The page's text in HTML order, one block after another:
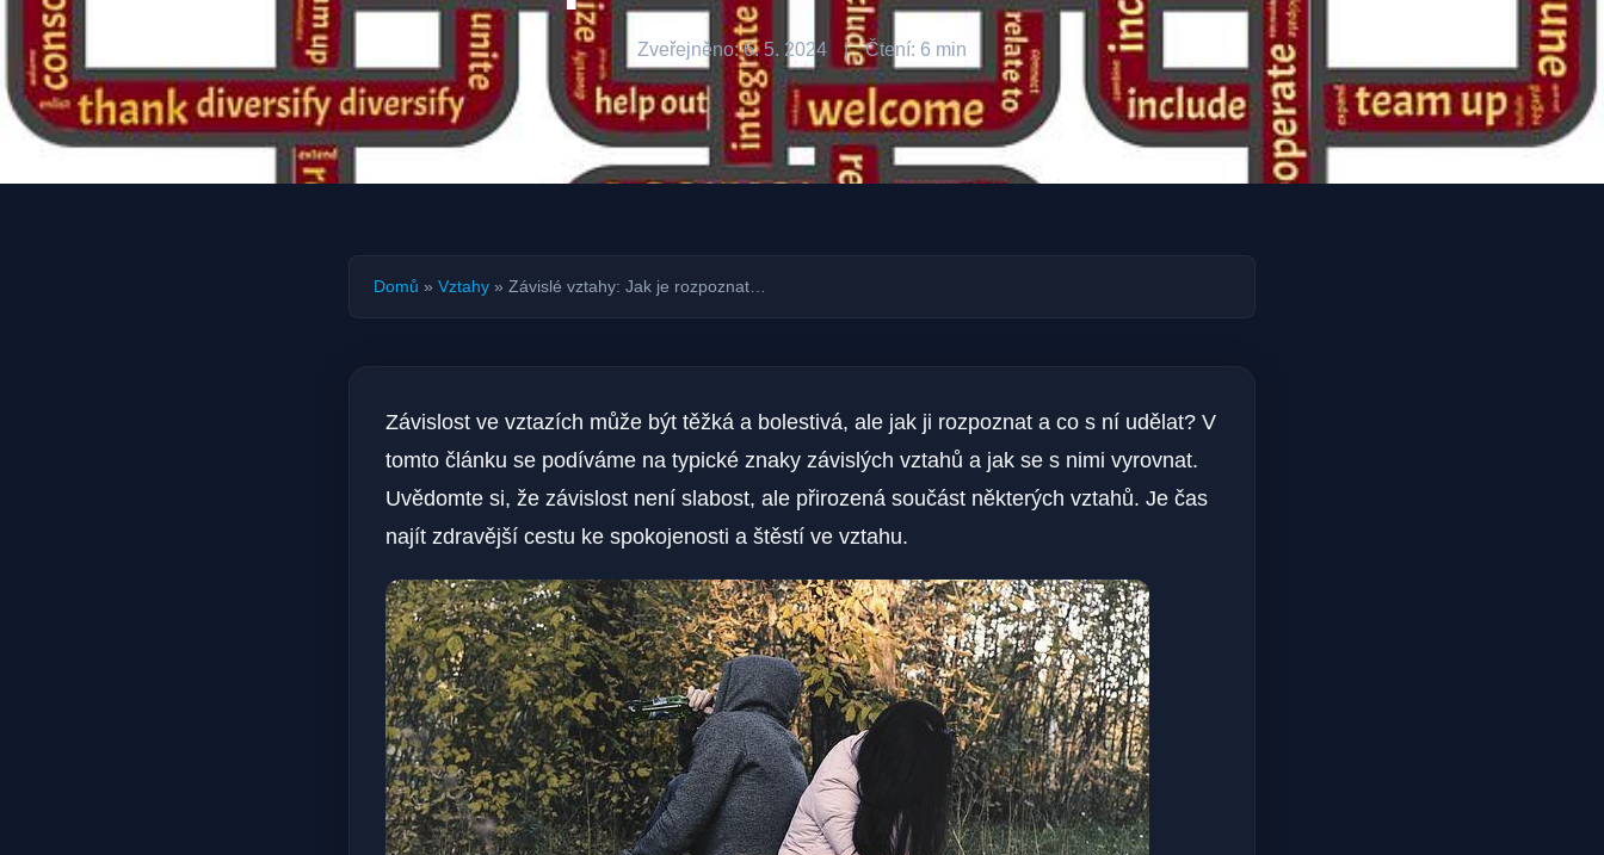
Zveřejněno: 6. 5. 2024 | Čtení: 6 min
Domů » Vztahy » Závislé vztahy: Jak je rozpoznat…
Závislost ve vztazích může být těžká a bolestivá, ale jak ji rozpoznat a co s ní udělat? V
tomto článku se podíváme na typické znaky závislých vztahů a jak se s nimi vyrovnat.
Uvědomte si, že závislost není slabost, ale přirozená součást některých vztahů. Je čas
najít zdravější cestu ke spokojenosti a štěstí ve vztahu.